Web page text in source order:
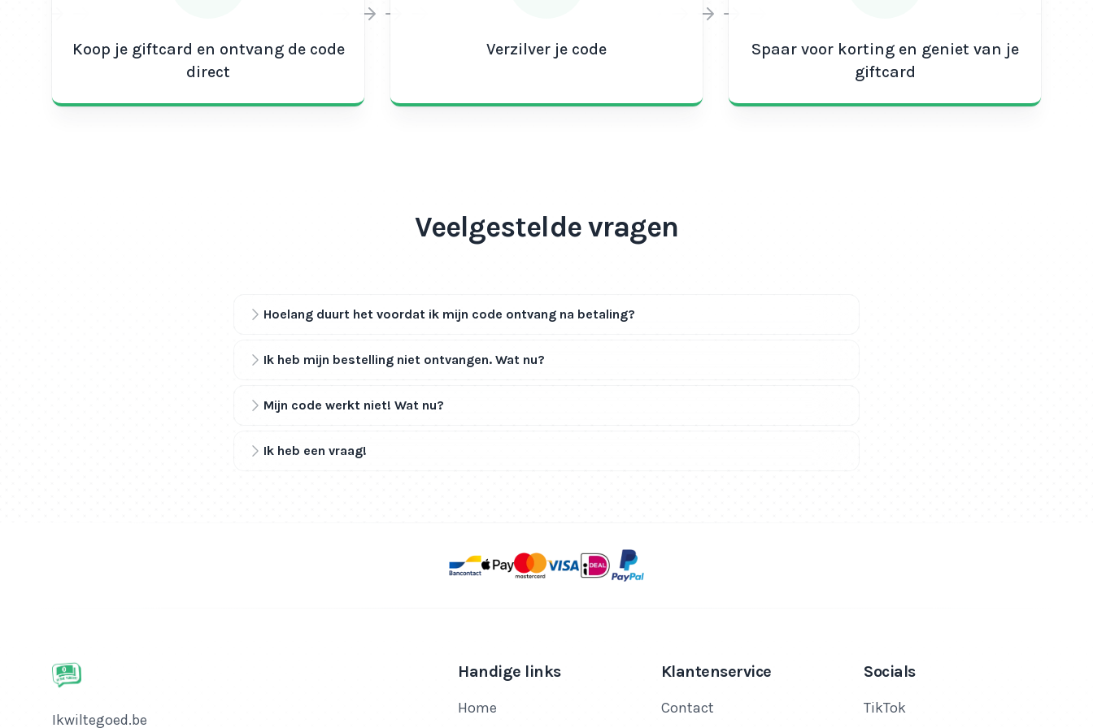
Koop je giftcard en ontvang de code
direct
Verzilver je code
Spaar voor korting en geniet van je
giftcard
Veelgestelde vragen
Hoelang duurt het voordat ik mijn code ontvang na betaling?
Ik heb mijn bestelling niet ontvangen. Wat nu?
Mijn code werkt niet! Wat nu?
Ik heb een vraag!
Bedrijfsnaam
Ikwiltegoed.be
Handige links
Home
Klantenservice
Contact
Socials
TikTok